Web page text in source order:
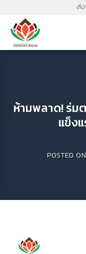
content
ส่
ห้ามพลาด! ร่ม
แข็ง
POSTED ON